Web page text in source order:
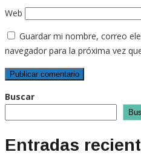
Web
Guardar mi nombre, correo
navegador para la próxima vez
Buscar
Entradas